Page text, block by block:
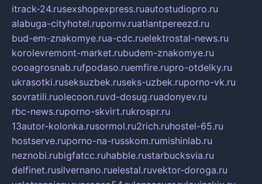
itrack-24.rusexshopexpress.ruautostudiopro.ru
alabuga-cityhotel.rupornv.ruatlantpereezd.ru
bud-em-znakomye.rua-cdc.ruelektrostal-news.ru
korolevremont-market.rubudem-znakomye.ru
oooagrosnab.rufpodaso.ruemfire.rupro-otdelky.ru
ukrasotki.ruseksuzbek.ruseks-uzbek.ruporno-vk.ru
sovratili.ruolecoon.ruvd-dosug.ruadonyev.ru
rbc-news.ruporno-skvirt.rukrospr.ru
13autor-kolonka.rusormol.ru2rich.ruhostel-65.ru
hostserve.ruporno-na-russkom.rumishinlab.ru
neznobi.rubigfatcc.ruhabble.rustarbucksvia.ru
delfinet.rusilvernano.ruelestal.ruvektor-doroga.ru